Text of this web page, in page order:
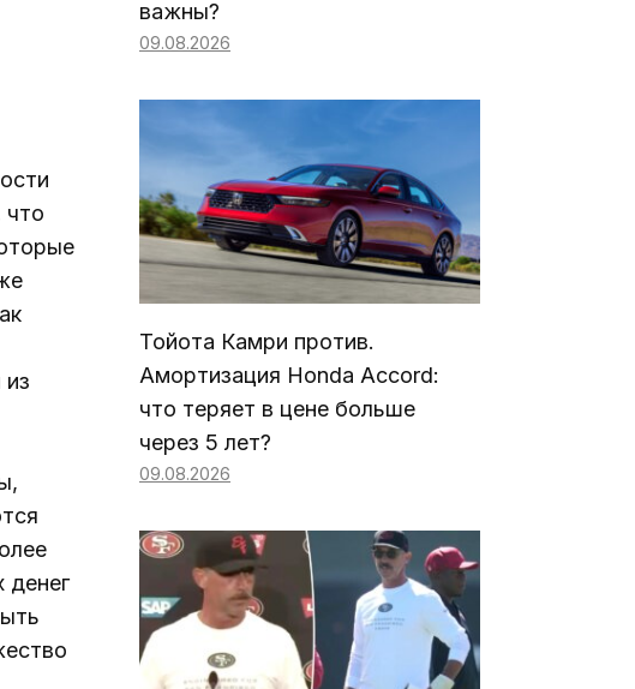
что
денег
важны?
09.08.2026
Тойота Камри против.
Амортизация Honda Accord:
что теряет в цене больше
через 5 лет?
09.08.2026